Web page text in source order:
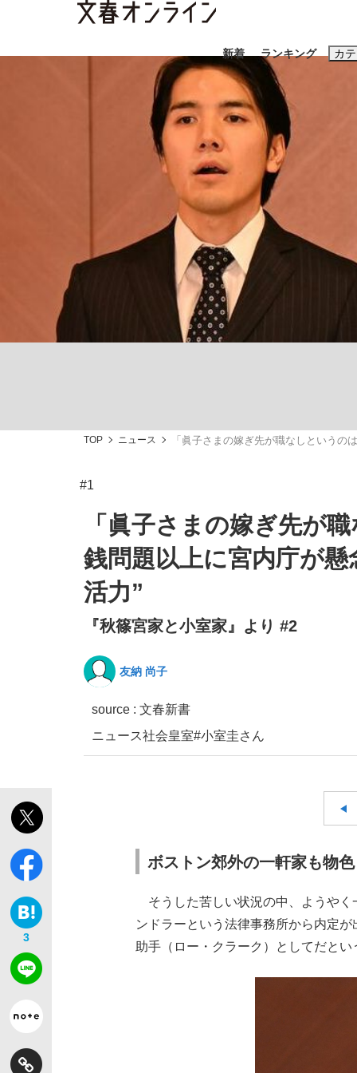
新着 ランキング カ
スクープ
《BTS厳戒トーキョー滞在記》RM→渋谷
終戦から81年
おすすめの
#藤田晋
#玉木雄一郎
TOP ニュース 「眞子さまの嫁ぎ先が職なしというの
#1
「眞子さまの嫁ぎ先が
銭問題以上に宮内庁が
活力”
『秋篠宮家と小室家』より #2
友納 尚子
source : 文春新書
ニュース社会皇室#小室圭さん
3
ボストン郊外の一軒家も物色
そうした苦しい状況の中、ようやく
ンドラーという法律事務所から内定
助手（ロー・クラーク）としてだとい